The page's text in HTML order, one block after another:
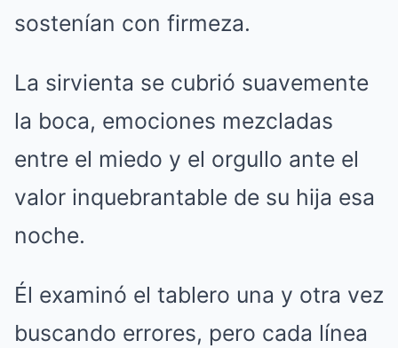
sostenían con firmeza.
La sirvienta se cubrió suavemente
la boca, emociones mezcladas
entre el miedo y el orgullo ante el
valor inquebrantable de su hija esa
noche.
Él examinó el tablero una y otra vez
buscando errores, pero cada línea